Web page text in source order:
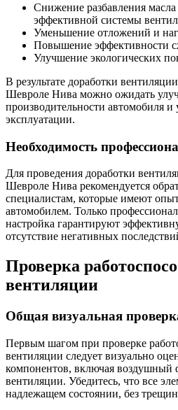
Снижение разбавления масла
эффективной системы
Уменьшение отложений и
Повышение эффективности
Улучшение экологических
В результате доработки
Шевроле Нива можно ожидать
производительности автомобиля и
эксплуатации.
Необходимость
Для проведения доработки
Шевроле Нива рекомендуется
специалистам, которые имеют
автомобилем. Только
настройка гарантируют
отсутствие негативных
Проверка
вентиляции
Общая визуальная
Первым шагом при проверке
вентиляции следует визуально
компонентов, включая воздушный
вентиляции. Убедитесь, что все
надлежащем состоянии, без